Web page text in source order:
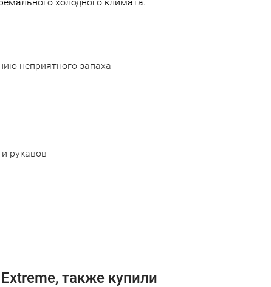
неприятного запаха
рукавов
также купили